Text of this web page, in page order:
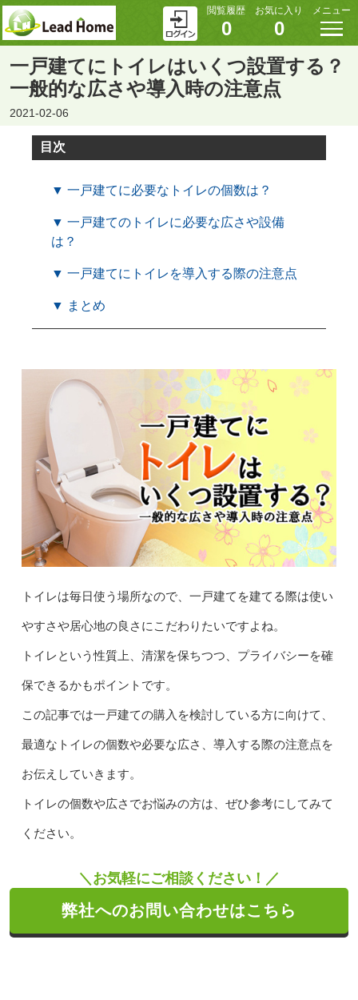
閲覧履歴
0
お気に入り
0
メニュー
一戸建てにトイレはいくつ設置する？
一般的な広さや導入時の注意点
2021-02-06
目次
▼ 一戸建てに必要なトイレの個数は？
▼ 一戸建てのトイレに必要な広さや設備
は？
▼ 一戸建てにトイレを導入する際の注意点
▼ まとめ
トイレは毎日使う場所なので、一戸建てを建てる際は使い
やすさや居心地の良さにこだわりたいですよね。
トイレという性質上、清潔を保ちつつ、プライバシーを確
保できるかもポイントです。
この記事では一戸建ての購入を検討している方に向けて、
最適なトイレの個数や必要な広さ、導入する際の注意点を
お伝えしていきます。
トイレの個数や広さでお悩みの方は、ぜひ参考にしてみて
ください。
＼お気軽にご相談ください！／
弊社へのお問い合わせはこちら